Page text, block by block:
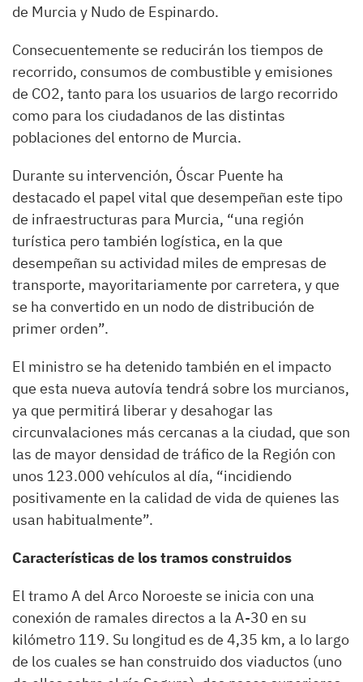
de Murcia y Nudo de Espinardo.
Consecuentemente se reducirán los tiempos de
recorrido, consumos de combustible y emisiones
de CO2, tanto para los usuarios de largo recorrido
como para los ciudadanos de las distintas
poblaciones del entorno de Murcia.
Durante su intervención, Óscar Puente ha
destacado el papel vital que desempeñan este tipo
de infraestructuras para Murcia, “una región
turística pero también logística, en la que
desempeñan su actividad miles de empresas de
transporte, mayoritariamente por carretera, y que
se ha convertido en un nodo de distribución de
primer orden”.
El ministro se ha detenido también en el impacto
que esta nueva autovía tendrá sobre los murcianos,
ya que permitirá liberar y desahogar las
circunvalaciones más cercanas a la ciudad, que son
las de mayor densidad de tráfico de la Región con
unos 123.000 vehículos al día, “incidiendo
positivamente en la calidad de vida de quienes las
usan habitualmente”.
Características de los tramos construidos
El tramo A del Arco Noroeste se inicia con una
conexión de ramales directos a la A-30 en su
kilómetro 119. Su longitud es de 4,35 km, a lo largo
de los cuales se han construido dos viaductos (uno